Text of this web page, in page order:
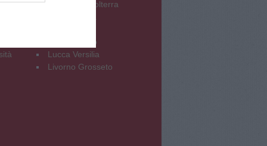
Pontedera Volterra
Siena Arezzo
Lucca Versilia
Livorno Grosseto